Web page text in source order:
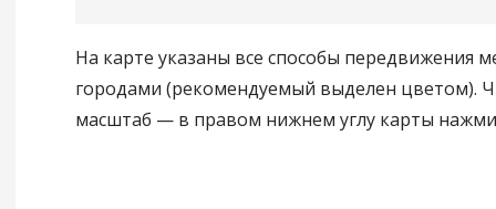
На карте указаны все способы передвижения
городами (рекомендуемый выделен цветом).
масштаб — в правом нижнем углу карты